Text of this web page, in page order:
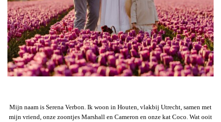
Mijn naam is Serena Verbon. Ik woon in Houten, vlakbij Utrecht, samen met
mijn vriend, onze zoontjes Marshall en Cameron en onze kat Coco. Wat ooit